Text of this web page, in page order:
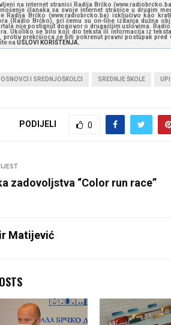
na internet stranici Radija Brčko
članaka sa svoje internet stranice u drugim
Radija Brčko (www.radiobrcko.ba) isključivo kao
(Radio Brčko), pri čemu su on-line izdanja dužna
nije postignut dogovor o drugačijim uslovima.
Ukoliko se bilo koji dio teksta ili informacija iz
protiv prekršioca će biti pokrenut pravni postupak
na USLOVI KORIŠTENJA.
OSNOVCI I SREDNJOŠKOLCI SREDNJE ŠKOLE
PODIJELI 0
zadovoljstva “Color run race”
Matijević